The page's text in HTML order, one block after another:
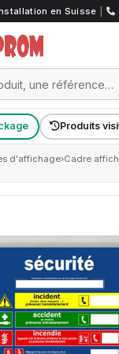
en Suisse
Produits
d'affichage›Cadre